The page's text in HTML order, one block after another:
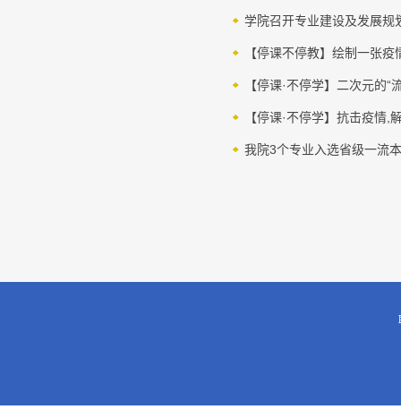
学院召开专业建设及发展规
【停课不停教】绘制一张
【停课·不停学】二次元的
【停课·不停学】抗击疫情,
我院3个专业入选省级一流